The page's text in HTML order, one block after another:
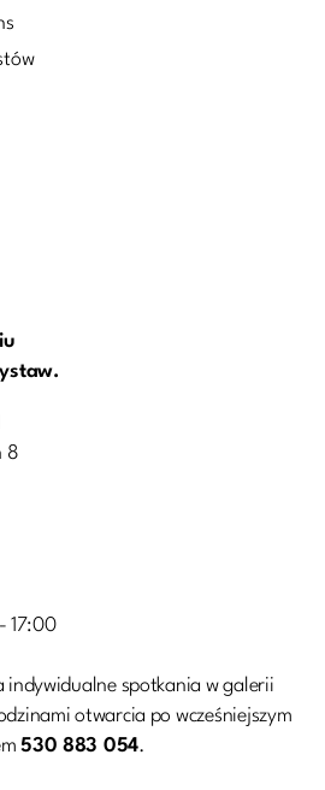
8
17:00
indywidualne spotkania w galerii
otwarcia po wcześniejszym
530 883 054.